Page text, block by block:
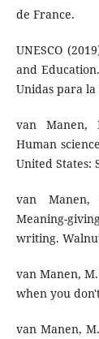
de France.
UNESCO
and
Unidas para
van Manen,
Human
United States:
van Manen,
Meaning-
writing.
van Manen,
when you
van Manen,